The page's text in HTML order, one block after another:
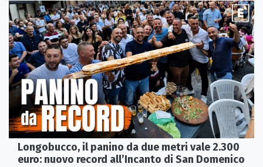
Longobucco, il panino da due metri vale 2.300
euro: nuovo record all’Incanto di San Domenico